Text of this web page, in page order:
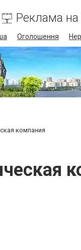
Реклама на
Оголошення
компания